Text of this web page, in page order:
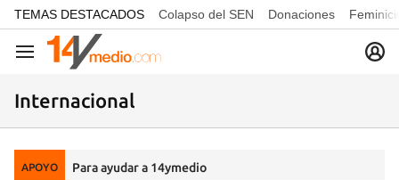
common.go-to-content
TEMAS DESTACADOS Colapso del SEN Donaciones
Navegación
Internacional
APOYO Para ayudar a 14ymedio